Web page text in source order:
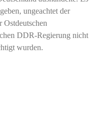
ungeachtet der
Ostdeutschen
DDR-Regierung nicht
wurden.